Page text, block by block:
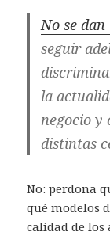
No se
seguir
la
negocio y
distintas
No: perdona
qué modelos
calidad de los